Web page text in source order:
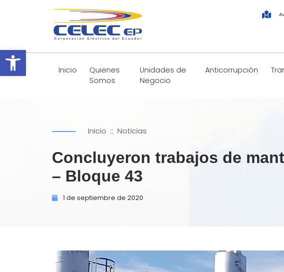
Abrir barra de herramientas
Inicio
Quienes
Somos
Unidades de
Negocio
Anticorrupción
Inicio :: Noticias
Concluyeron trabajos de
– Bloque 43
1 de septiembre de 2020